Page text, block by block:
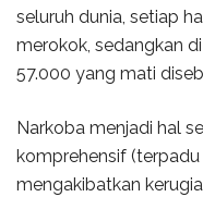
seluruh dunia, setiap
merokok, sedangkan
57.000 yang mati
Narkoba menjadi hal
komprehensif
mengakibatkan